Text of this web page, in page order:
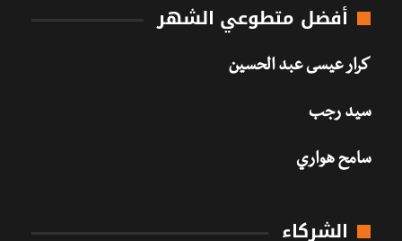
أفضل متطوعي الشهر
كرار عيسى عبد الحسين
سيد رجب
سامح هواري
الشركاء